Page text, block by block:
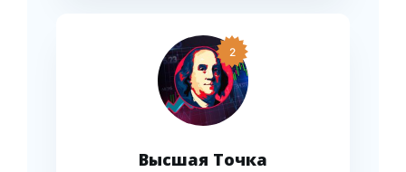
2
Высшая Точка